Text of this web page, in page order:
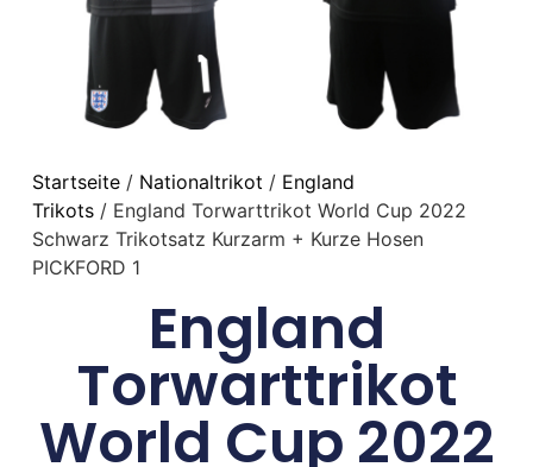
Startseite/ Nationaltrikot / England
Trikots/ England Torwarttrikot World Cup 2022
Schwarz Trikotsatz Kurzarm + Kurze Hosen
PICKFORD 1
England
Torwarttrikot
World Cup 2022